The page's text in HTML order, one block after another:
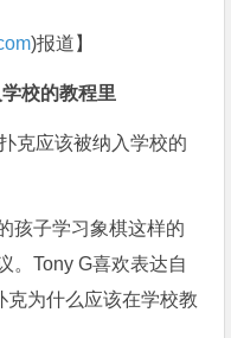
)报道】
校的教程里
孩子学习象棋这样的
。Tony G喜欢表达自
克为什么应该在学校教